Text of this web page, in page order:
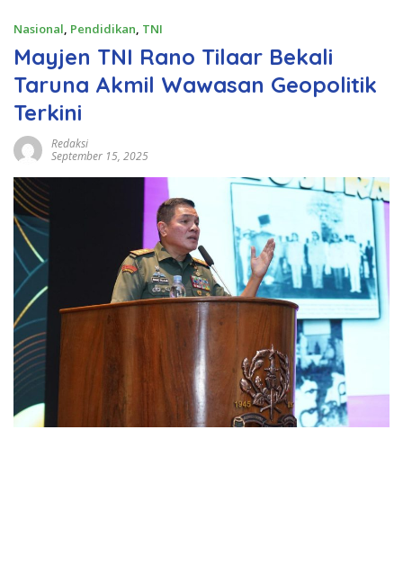
Nasional, Pendidikan, TNI
Mayjen TNI Rano Tilaar Bekali
Taruna Akmil Wawasan Geopolitik
Terkini
Redaksi
September 15, 2025